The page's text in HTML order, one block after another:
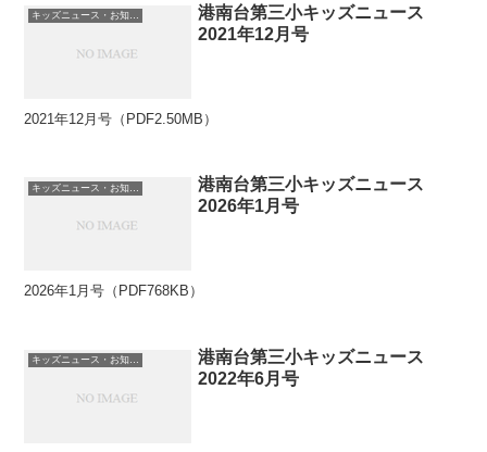
キッズニュース・お知らせ
港南台第三小キッズニュース
2021年12月号
2021年12月号（PDF2.50MB）
港南台第三小キッズニュース
2026年1月号
2026年1月号（PDF768KB）
キッズニュース・お知らせ
港南台第三小キッズニュース
2022年6月号